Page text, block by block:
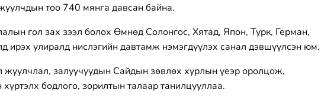
тоо 740 мянга давсан байна.
гол зах зээл болох Өмнөд Солонгос, Хятад, Япон, Турк, Герман,
ирэх улиралд нислэгийн давтамж нэмэгдүүлэх санал дэвшүүлсэн юм.
жуулчлал, залуучуудын Сайдын зөвлөх хурлын үеэр оролцож,
бодлого, зорилтын талаар танилцууллаа.